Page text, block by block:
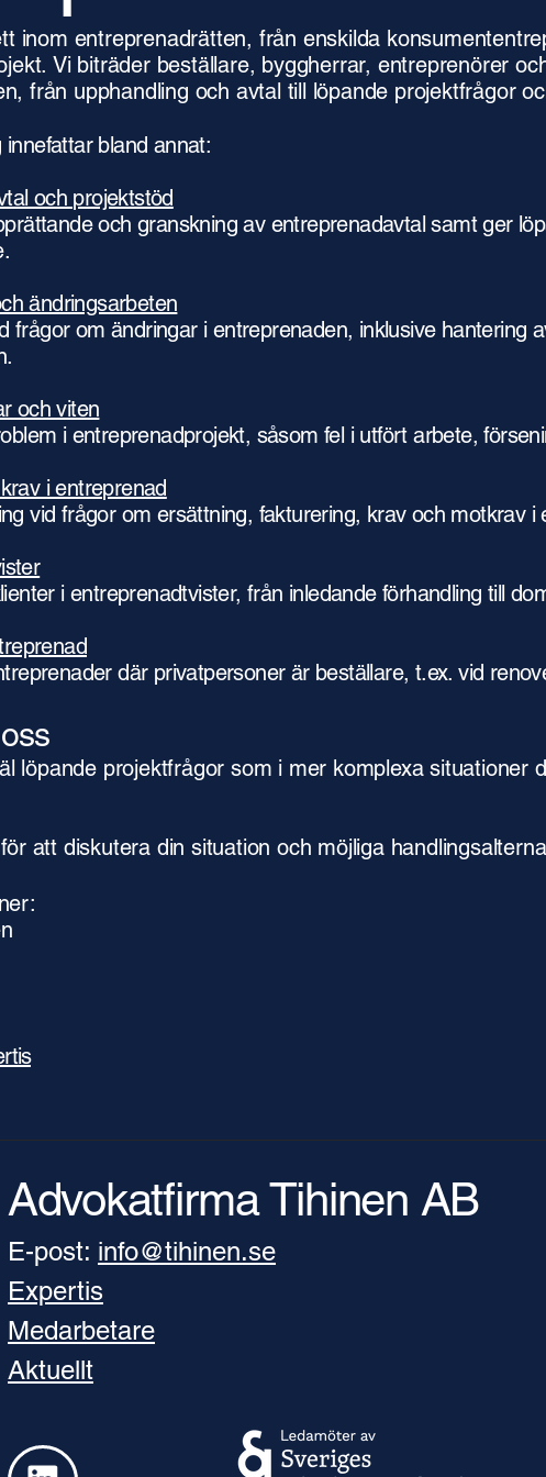
inom entreprenadrätten, från enskilda
Vi biträder beställare, byggherrar, entreprenörer
från upphandling och avtal till löpande projektfrågor
innefattar bland annat:
och projektstöd
och granskning av entreprenadavtal samt ger
ändringsarbeten
frågor om ändringar i entreprenaden, inklusive hantering
och viten
i entreprenadprojekt, såsom fel i utfört arbete,
i entreprenad
vid frågor om ersättning, fakturering, krav och motkrav i
i entreprenadtvister, från inledande förhandling till
där privatpersoner är beställare, t.ex. vid
löpande projektfrågor som i mer komplexa situationer
att diskutera din situation och möjliga
Advokatfirma Tihinen AB
E-post: ​info@tihinen.se
Expertis
Medarbetare
Aktuellt